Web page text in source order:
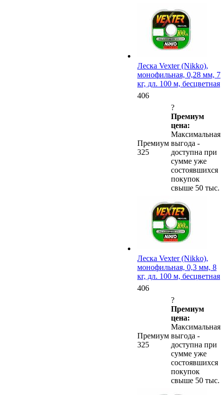
Леска Vexter (Nikko),
монофильная, 0,28 мм, 7
кг, дл. 100 м, бесцветная
406
Премиум
325
?
Премиум
цена:
Максимальная
выгода -
доступна при
сумме уже
состоявшихся
покупок
свыше 50 тыс.
Леска Vexter (Nikko),
монофильная, 0,3 мм, 8
кг, дл. 100 м, бесцветная
406
Премиум
325
?
Премиум
цена:
Максимальная
выгода -
доступна при
сумме уже
состоявшихся
покупок
свыше 50 тыс.